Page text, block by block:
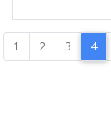
1 2 3 4